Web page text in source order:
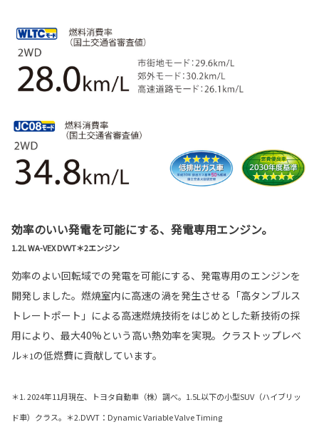
効率のいい発電を可能にする、発電専用エンジン。
1.2L WA-VEX DVVT＊2エンジン
効率のよい回転域での発電を可能にする、発電専用のエンジンを
開発しました。燃焼室内に高速の渦を発生させる「高タンブルス
トレートポート」による高速燃焼技術をはじめとした新技術の採
用により、最大40%という高い熱効率を実現。クラストップレベ
ル＊1の低燃費に貢献しています。
＊1. 2024年11月現在、トヨタ自動車（株）調べ。1.5L以下の小型SUV（ハイブリッ
ド車）クラス。＊2.DVVT：Dynamic Variable Valve Timing